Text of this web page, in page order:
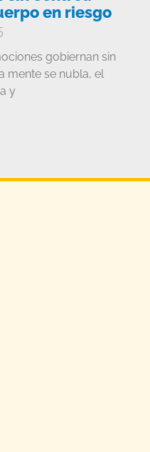
en riesgo
gobiernan sin
mente se nubla, el
y